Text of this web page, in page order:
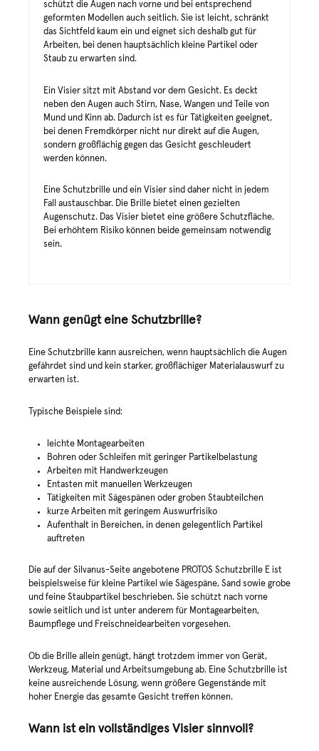
schützt die Augen nach vorne und bei entsprechend
geformten Modellen auch seitlich. Sie ist leicht, schränkt
das Sichtfeld kaum ein und eignet sich deshalb gut für
Arbeiten, bei denen hauptsächlich kleine Partikel oder
Staub zu erwarten sind.
Ein Visier sitzt mit Abstand vor dem Gesicht. Es deckt
neben den Augen auch Stirn, Nase, Wangen und Teile von
Mund und Kinn ab. Dadurch ist es für Tätigkeiten geeignet,
bei denen Fremdkörper nicht nur direkt auf die Augen,
sondern großflächig gegen das Gesicht geschleudert
werden können.
Eine Schutzbrille und ein Visier sind daher nicht in jedem
Fall austauschbar. Die Brille bietet einen gezielten
Augenschutz. Das Visier bietet eine größere Schutzfläche.
Bei erhöhtem Risiko können beide gemeinsam notwendig
sein.
Wann genügt eine Schutzbrille?
Eine Schutzbrille kann ausreichen, wenn hauptsächlich die Augen
gefährdet sind und kein starker, großflächiger Materialauswurf zu
erwarten ist.
Typische Beispiele sind:
leichte Montagearbeiten
Bohren oder Schleifen mit geringer Partikelbelastung
Arbeiten mit Handwerkzeugen
Entasten mit manuellen Werkzeugen
Tätigkeiten mit Sägespänen oder groben Staubteilchen
kurze Arbeiten mit geringem Auswurfrisiko
Aufenthalt in Bereichen, in denen gelegentlich Partikel
auftreten
Die auf der Silvanus-Seite angebotene PROTOS Schutzbrille E ist
beispielsweise für kleine Partikel wie Sägespäne, Sand sowie grobe
und feine Staubpartikel beschrieben. Sie schützt nach vorne
sowie seitlich und ist unter anderem für Montagearbeiten,
Baumpflege und Freischneidearbeiten vorgesehen.
Ob die Brille allein genügt, hängt trotzdem immer von Gerät,
Werkzeug, Material und Arbeitsumgebung ab. Eine Schutzbrille ist
keine ausreichende Lösung, wenn größere Gegenstände mit
hoher Energie das gesamte Gesicht treffen können.
Wann ist ein vollständiges Visier sinnvoll?